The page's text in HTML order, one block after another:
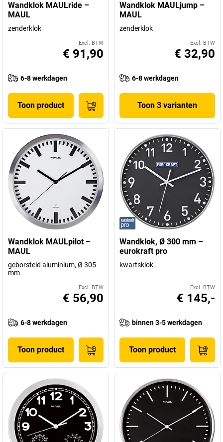
Wandklok MAULride –
MAUL
zenderklok
Excl. BTW
€ 91,90
6-8 werkdagen
Toon product
Wandklok MAULjump –
MAUL
zenderklok
Excl. BTW
€ 32,90
6-8 werkdagen
Toon 3 varianten
Wandklok MAULpilot –
MAUL
geborsteld aluminium, Ø 305
mm
Excl. BTW
€ 56,90
6-8 werkdagen
Toon product
Wandklok, Ø 300 mm –
eurokraft pro
kwartsklok
Excl. BTW
€ 145,-
binnen 3-5 werkdagen
Toon product